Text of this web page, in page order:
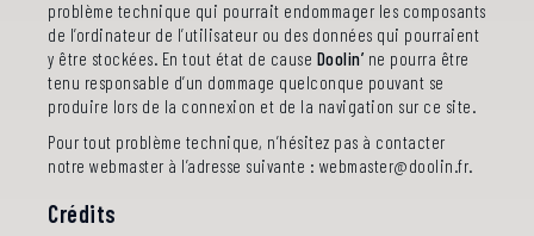
problème technique qui pourrait endommager les composants
de l’ordinateur de l’utilisateur ou des données qui pourraient
y être stockées. En tout état de cause Doolin’ ne pourra être
tenu responsable d’un dommage quelconque pouvant se
produire lors de la connexion et de la navigation sur ce site.
Pour tout problème technique, n’hésitez pas à contacter
notre webmaster à l’adresse suivante :
@ .
Crédits